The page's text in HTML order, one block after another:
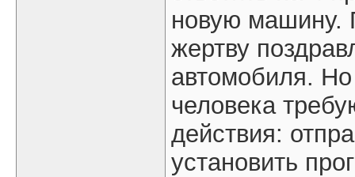
новую машину.
жертву
автомобиля. Но
человека
действия:
установить